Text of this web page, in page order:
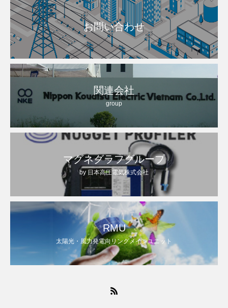
お問い合わせ
関連会社
group
マグネグラフグループ
by 日本高圧電気株式会社
RMU
太陽光・風力発電向リングメインユニット